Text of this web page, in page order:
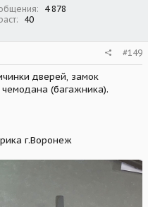
4 878
40
#149
дверей, замок
(багажника).
г.Воронеж